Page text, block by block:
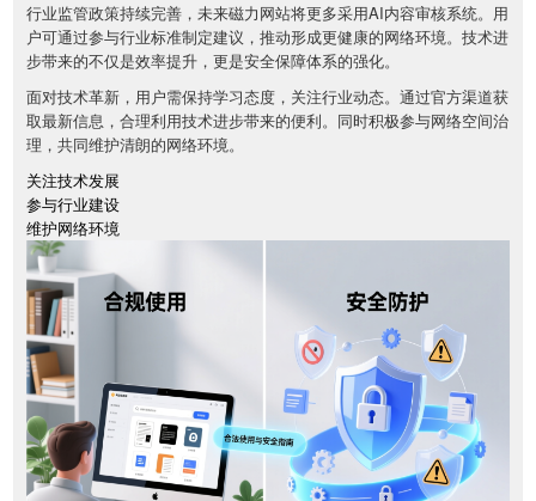
行业监管政策持续完善，未来磁力网站将更多采用AI内容审核系统。用
户可通过参与行业标准制定建议，推动形成更健康的网络环境。技术进
步带来的不仅是效率提升，更是安全保障体系的强化。
面对技术革新，用户需保持学习态度，关注行业动态。通过官方渠道获
取最新信息，合理利用技术进步带来的便利。同时积极参与网络空间治
理，共同维护清朗的网络环境。
关注技术发展
参与行业建设
维护网络环境